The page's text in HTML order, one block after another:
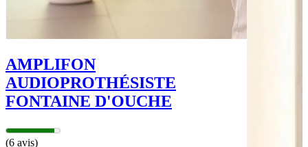
AMPLIFON
AUDIOPROTHÉSISTE
FONTAINE D'OUCHE
(6 avis)